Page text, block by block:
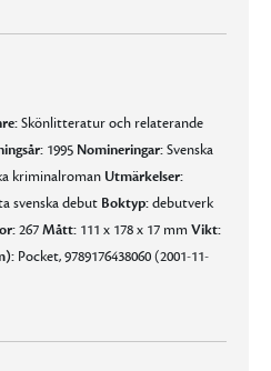
Skönlitteratur och relaterande
1995 Nomineringar:Svenska
kriminalroman Utmärkelser:
svenska debut Boktyp:debutverk
267Mått: 111 x 178 x 17 mmVikt:
Pocket, 9789176438060 (2001-11-